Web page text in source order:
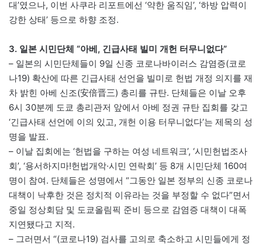
대’였으나, 이번 사쿠라 리포트에선 ‘약한 움직임’, ‘하방 압력이
강한 상태’ 등으로 하향 조정.
3. 일본 시민단체 “아베, 긴급사태 빌미 개헌 터무니없다”
– 일본의 시민단체들이 9일 신종 코로나바이러스 감염증(코로
나19) 확산에 따른 긴급사태 선언을 빌미로 헌법 개정 의지를 재
차 밝힌 아베 신조(安倍晋三) 총리를 규탄. 단체들은 이날 오후
6시 30분께 도쿄 총리관저 앞에서 아베 정권 규탄 집회를 갖고
‘긴급사태 선언에 이의 있고, 개헌 이용 터무니없다’는 제목의 성
명을 발표.
– 이날 집회에는 ‘헌법을 구하는 여성 네트워크’, ‘시민헌법조사
회’, ‘용서하지마!헌법개악·시민 연락회’ 등 8개 시민단체 160여
명이 참여. 단체들은 성명에서 “그동안 일본 정부의 신종 코로나
대책이 낙후한 것은 정치적 이유라는 것을 부정할 수 없다”면서
중일 정상회담 및 도쿄올림픽 준비 등으로 감염증 대책이 대폭
지연됐다고 지적.
– 그러면서 “(코로나19) 검사를 고의로 축소하고 시민들에게 정